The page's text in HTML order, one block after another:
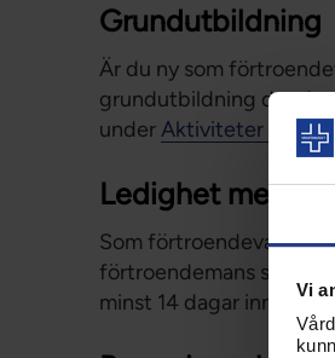
Vi
Grundutbildning
Är du ny som
grundutbildning dag 1
underAktiviteter och
Ledighet med
Som förtroendevald
förtroendemans
minst 14 dagar innan